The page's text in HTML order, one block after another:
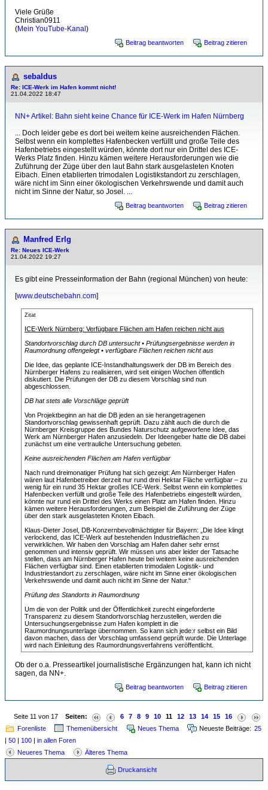
Viele Grüße
Christian0911
(Mein YouTube-Kanal)
Beitrag beantworten Beitrag zitieren
sebaldus
Re: ICE-Werk im Hafen kommt nicht!
21.04.2022 18:47
NN+ Artikel: Bahn sieht keine Chance für ICE-Werk im Hafen Nürnberg
... Doch leider gebe es dort bei weitem keine ausreichenden Flächen.
Selbst wenn ein komplettes Hafenbecken verfüllt und große Teile des
Hafenbetriebs eingestellt würden, könnte dort nur ein Drittel des ICE-
Werks Platz finden. Hinzu kämen weitere Herausforderungen wie die
Zuführung der Züge über den laut Bahn stark ausgelasteten Knoten
Eibach. Einen etablierten trimodalen Logistikstandort zu zerschlagen,
wäre nicht im Sinn einer ökologischen Verkehrswende und damit auch
nicht im Sinne der Natur, so Josel. ...
Beitrag beantworten Beitrag zitieren
Manfred Erlg
Re: Neues ICE-Werk
21.04.2022 19:27
Es gibt eine Presseinformation der Bahn (regional München) von heute:
[www.deutschebahn.com]
Zitat
ICE-Werk Nürnberg: Verfügbare Flächen am Hafen reichen nicht aus
Standortvorschlag durch DB untersucht • Prüfungsergebnisse werden in
Raumordnung offengelegt • verfügbare Flächen reichen nicht aus
Die Idee, das geplante ICE-Instandhaltungswerk der DB im Bereich des
Nürnberger Hafens zu realisieren, wird seit einigen Wochen öffentlich
diskutiert. Die Prüfungen der DB zu diesem Vorschlag sind nun
abgeschlossen.
DB hat stets alle Vorschläge geprüft
Von Projektbeginn an hat die DB jeden an sie herangetragenen
Standortvorschlag gewissenhaft geprüft. Dazu zählt auch die durch die
Nürnberger Kreisgruppe des Bundes Naturschutz aufgeworfene Idee, das
Werk am Nürnberger Hafen anzusiedeln. Der Ideengeber hatte die DB dabei
zunächst um eine vertrauliche Untersuchung gebeten.
Keine ausreichenden Flächen am Hafen verfügbar
Nach rund dreimonatiger Prüfung hat sich gezeigt: Am Nürnberger Hafen
wären laut Hafenbetreiber derzeit nur rund drei Hektar Fläche verfügbar – zu
wenig für ein rund 35 Hektar großes ICE-Werk. Selbst wenn ein komplettes
Hafenbecken verfüllt und große Teile des Hafenbetriebs eingestellt würden,
könnte nur rund ein Drittel des Werks einen Platz am Hafen finden. Hinzu
kämen weitere Herausforderungen, zum Beispiel die Zuführung der Züge
über den stark ausgelasteten Knoten Eibach.
Klaus-Dieter Josel, DB-Konzernbevollmächtigter für Bayern: „Die Idee klingt
verlockend, das ICE-Werk auf bestehenden Industrieflächen zu
verwirklichen. Wir haben den Vorschlag am Hafen daher sehr ernst
genommen und intensiv geprüft. Wir müssen uns aber leider der Tatsache
stellen, dass am Nürnberger Hafen heute bei weitem keine ausreichenden
Flächen verfügbar sind. Einen etablierten trimodalen Logistik- und
Industriestandort zu zerschlagen, wäre nicht im Sinne einer ökologischen
Verkehrswende und damit auch nicht im Sinne der Natur.“
Prüfung des Standorts in Raumordnung
Um die von der Politik und der Öffentlichkeit zurecht eingeforderte
Transparenz zu diesem Standortvorschlag herzustellen, werden die
Untersuchungsergebnisse zum Hafen komplett in die
Raumordnungsunterlage übernommen. So kann sich jede:r selbst ein Bild
davon machen, dass der Vorschlag umfassend geprüft wurde. Die Unterlage
wird nach Einleitung des Raumordnungsverfahrens veröffentlicht.
Ob der o.a. Presseartikel journalistische Ergänzungen hat, kann ich nicht
sagen, da NN+.
Beitrag beantworten Beitrag zitieren
Seite 11 von 17 Seiten: 6 7 8 9 10 11 12 13 14 15
16
Forenliste
Themenübersicht Neues Thema Neueste Beiträge: 25
| 50 | 100 | in allen Foren
Neueres Thema
Älteres Thema
Druckansicht